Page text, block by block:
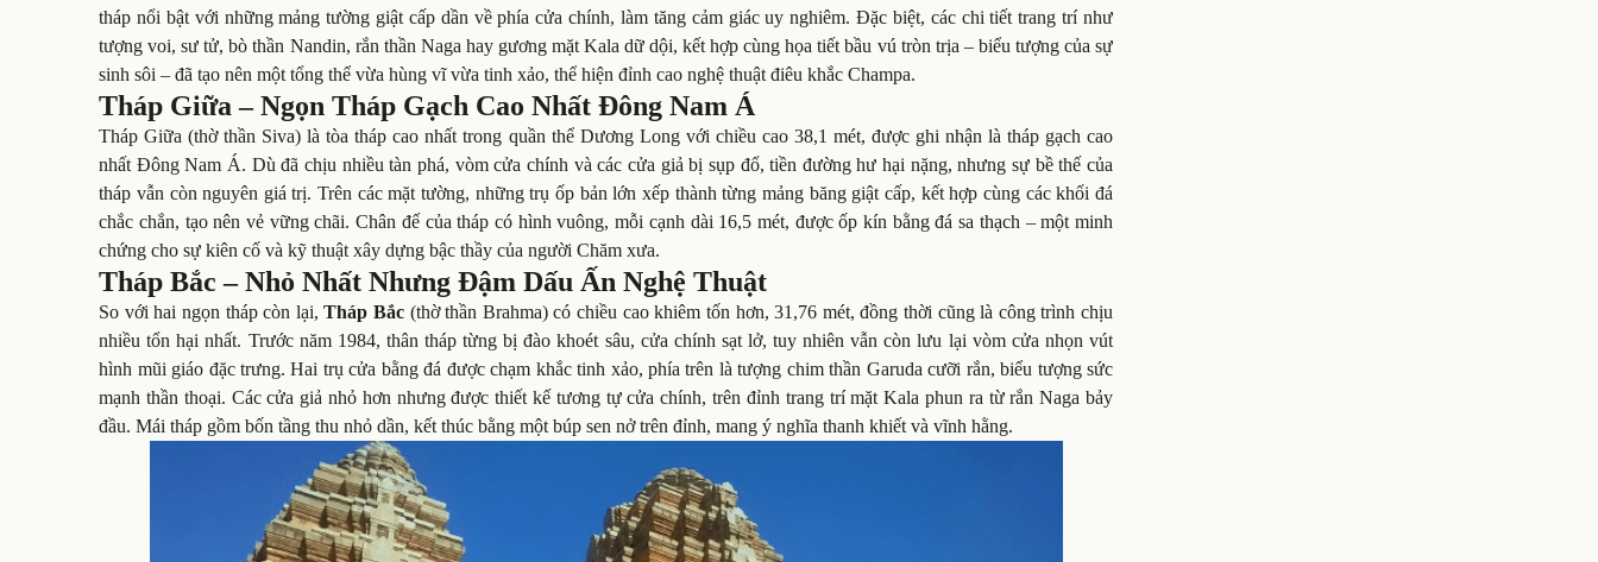
tháp nổi bật với những mảng tường giật cấp dần về phía cửa chính, làm tăng cảm giác uy nghiêm. Đặc biệt, các chi tiết trang trí như
tượng voi, sư tử, bò thần Nandin, rắn thần Naga hay gương mặt Kala dữ dội, kết hợp cùng họa tiết bầu vú tròn trịa – biểu tượng của sự
sinh sôi – đã tạo nên một tổng thể vừa hùng vĩ vừa tinh xảo, thể hiện đỉnh cao nghệ thuật điêu khắc Champa.
Tháp Giữa – Ngọn Tháp Gạch Cao Nhất Đông Nam Á
Tháp Giữa (thờ thần Siva) là tòa tháp cao nhất trong quần thể Dương Long với chiều cao 38,1 mét, được ghi nhận là tháp gạch cao
nhất Đông Nam Á. Dù đã chịu nhiều tàn phá, vòm cửa chính và các cửa giả bị sụp đổ, tiền đường hư hại nặng, nhưng sự bề thế của
tháp vẫn còn nguyên giá trị. Trên các mặt tường, những trụ ốp bản lớn xếp thành từng mảng băng giật cấp, kết hợp cùng các khối đá
chắc chắn, tạo nên vẻ vững chãi. Chân đế của tháp có hình vuông, mỗi cạnh dài 16,5 mét, được ốp kín bằng đá sa thạch – một minh
chứng cho sự kiên cố và kỹ thuật xây dựng bậc thầy của người Chăm xưa.
Tháp Bắc – Nhỏ Nhất Nhưng Đậm Dấu Ấn Nghệ Thuật
So với hai ngọn tháp còn lại,Tháp Bắc (thờ thần Brahma) có chiều cao khiêm tốn hơn, 31,76 mét, đồng thời cũng là công trình chịu
nhiều tổn hại nhất. Trước năm 1984, thân tháp từng bị đào khoét sâu, cửa chính sạt lở, tuy nhiên vẫn còn lưu lại vòm cửa nhọn vút
hình mũi giáo đặc trưng. Hai trụ cửa bằng đá được chạm khắc tinh xảo, phía trên là tượng chim thần Garuda cưỡi rắn, biểu tượng sức
mạnh thần thoại. Các cửa giả nhỏ hơn nhưng được thiết kế tương tự cửa chính, trên đỉnh trang trí mặt Kala phun ra từ rắn Naga bảy
đầu. Mái tháp gồm bốn tầng thu nhỏ dần, kết thúc bằng một búp sen nở trên đỉnh, mang ý nghĩa thanh khiết và vĩnh hằng.